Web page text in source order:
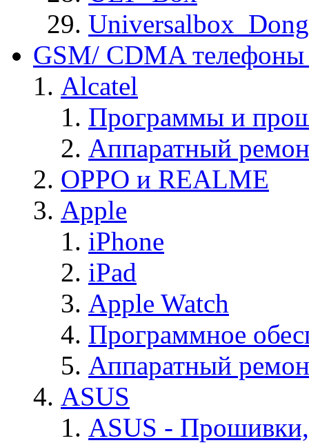
GSM/ CDMA
Alcatel
Программы и
Аппаратный
OPPO и REALME
Apple
iPhone
iPad
Apple Watch
Программное
Аппаратный
ASUS
ASUS -